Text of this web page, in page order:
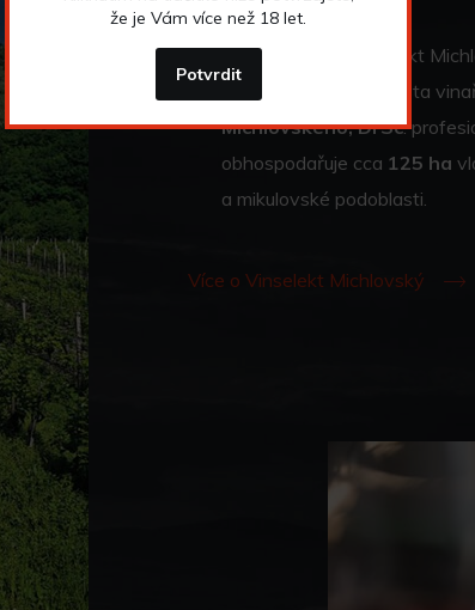
Založení firmy Vinselekt
více než třicetiletá cesta
Michlovského, DrSc.
obhospodařuje cca 125 ha
a mikulovské podoblasti.
Více o Vinselekt Michlovský
že je Vám více než 18 let.
Potvrdit